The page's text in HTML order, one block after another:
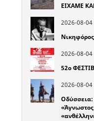
ΕΙΧΑΜΕ
2026-08-04
2026-08-04
52o
2026-08-04
Οδύσσεια: